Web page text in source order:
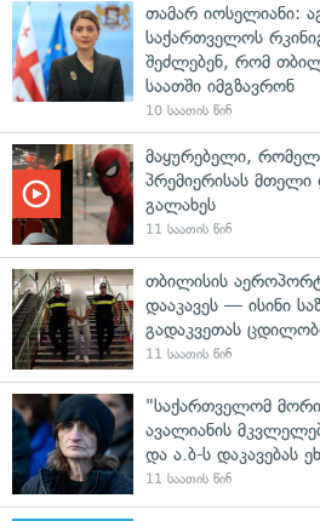
თამარ იოსელიანი:
საქართველოს
შეძლებენ, რომ
საათში იმგზავრონ
10 საათის წინ
მაყურებელი,
პრემიერისას
გალახეს
11 საათის წინ
თბილისის
დააკავეს — ისინი
გადაკვეთას
11 საათის წინ
"საქართველომ
ავალიანის
და ა.ბ-ს დაკავებას
11 საათის წინ